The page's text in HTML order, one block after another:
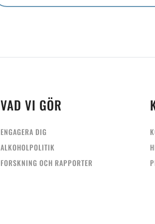
VAD VI GÖR
ENGAGERA DIG
ALKOHOLPOLITIK
FORSKNING OCH RAPPORTER